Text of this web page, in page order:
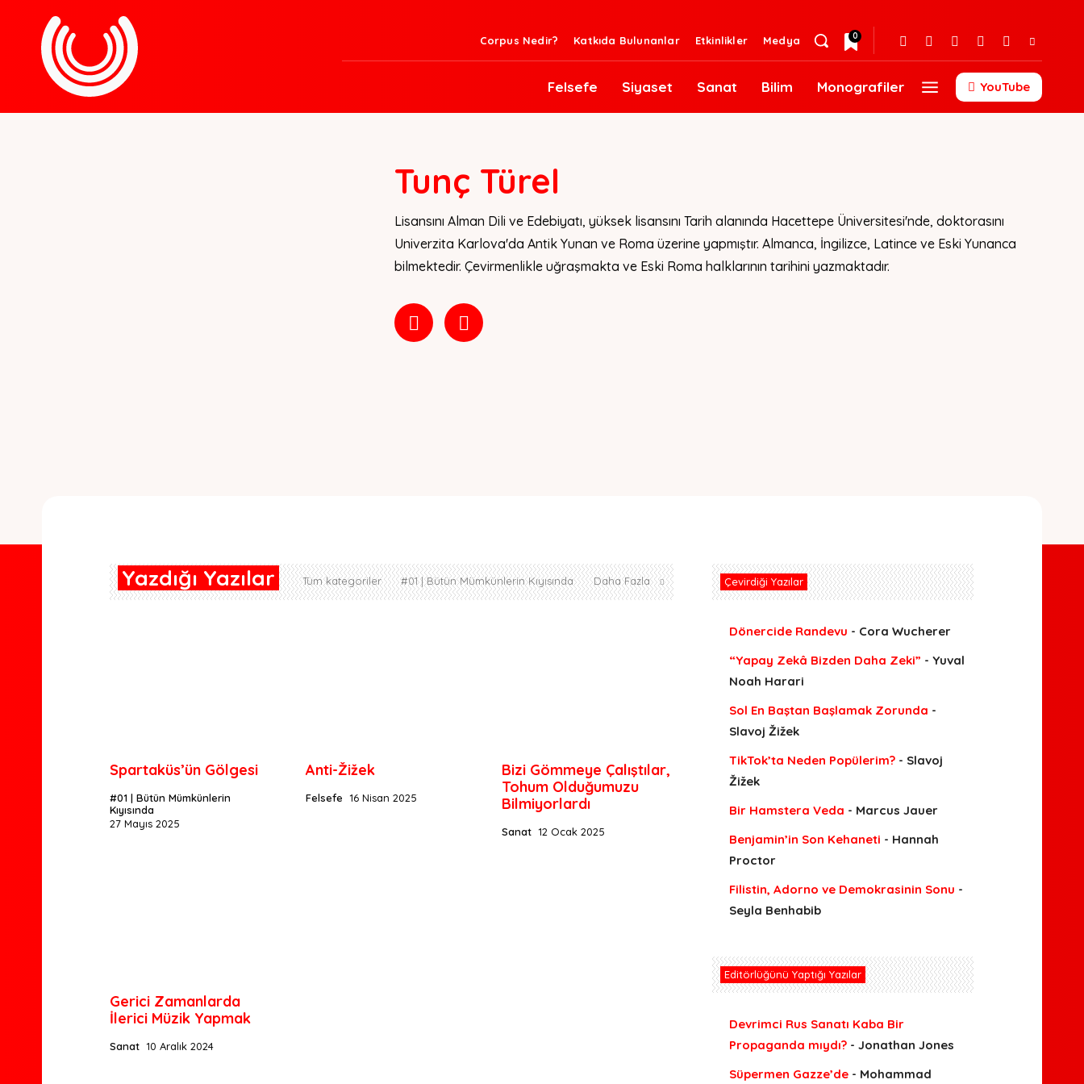
Corpus Nedir? Katkıda Bulunanlar Etkinlikler Medya 0
Felsefe Siyaset Sanat Bilim Monografiler YouTube
Tunç Türel
Lisansını Alman Dili ve Edebiyatı, yüksek lisansını Tarih alanında Hacettepe Üniversitesi'nde, doktorasını
Univerzita Karlova'da Antik Yunan ve Roma üzerine yapmıştır. Almanca, İngilizce, Latince ve Eski Yunanca
bilmektedir. Çevirmenlikle uğraşmakta ve Eski Roma halklarının tarihini yazmaktadır.
Yazdığı Yazılar Tüm kategoriler #01 | Bütün Mümkünlerin Kıyısında Daha Fazla
Spartaküs’ün Gölgesi
#01 | Bütün Mümkünlerin
Kıyısında
27 Mayıs 2025
Anti-Žižek
Felsefe 16 Nisan 2025
Bizi Gömmeye Çalıştılar,
Tohum Olduğumuzu
Bilmiyorlardı
Sanat 12 Ocak 2025
Gerici Zamanlarda
İlerici Müzik Yapmak
Sanat 10 Aralık 2024
Çevirdiği Yazılar
Dönercide Randevu - Cora Wucherer
“Yapay Zekâ Bizden Daha Zeki” - Yuval
Noah Harari
Sol En Baştan Başlamak Zorunda -
Slavoj Žižek
TikTok’ta Neden Popülerim?- Slavoj
Žižek
Bir Hamstera Veda - Marcus Jauer
Benjamin’in Son Kehaneti - Hannah
Proctor
Filistin, Adorno ve Demokrasinin Sonu -
Seyla Benhabib
Editörlüğünü Yaptığı Yazılar
Devrimci Rus Sanatı Kaba Bir
Propaganda mıydı?- Jonathan Jones
Süpermen Gazze’de- Mohammad